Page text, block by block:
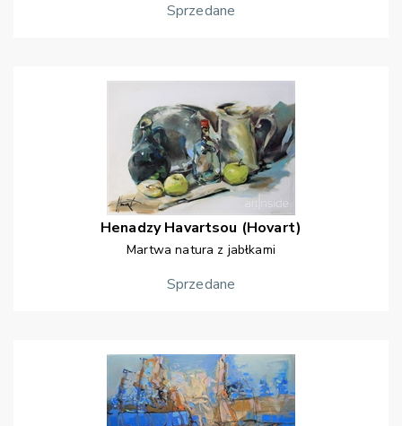
Sprzedane
Henadzy Havartsou (Hovart)
Martwa natura z jabłkami
Sprzedane